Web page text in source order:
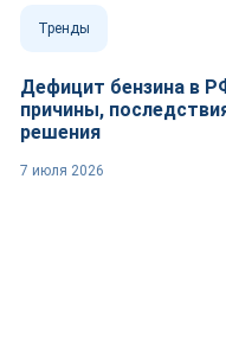
Тренды
Дефицит бензина в
причины,
решения
7 июля 2026